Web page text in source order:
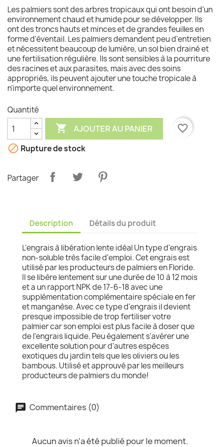
Les palmiers sont des arbres tropicaux qui ont besoin d'un
environnement chaud et humide pour se développer. Ils
ont des troncs hauts et minces et de grandes feuilles en
forme d'éventail. Les palmiers demandent peu d'entretien
et nécessitent beaucoup de lumière, un sol bien drainé et
une fertilisation régulière. Ils sont sensibles à la pourriture
des racines et aux parasites, mais avec des soins
appropriés, ils peuvent ajouter une touche tropicale à
n'importe quel environnement.
Quantité
 AJOUTER AU PANIER
favorite_border
 Rupture de stock
Partager
Description Détails du produit
L'engrais à libération lente idéal Un type d'engrais
non-soluble très facile d'emploi. Cet engrais est
utilisé par les producteurs de palmiers en Floride.
Il se libère lentement sur une durée de 10 à 12 mois
et a un rapport NPK de 17-6-18 avec une
supplémentation complémentaire spéciale en fer
et manganèse. Avec ce type d'engrais il devient
presque impossible de trop fertiliser votre
palmier car son emploi est plus facile à doser que
de l'engrais liquide. Peu également s'avérer une
excellente solution pour d'autres espèces
exotiques du jardin tels que les oliviers ou les
bambous. Utilisé et approuvé par les meilleurs
producteurs de palmiers du monde!
Commentaires (0)
Aucun avis n'a été publié pour le moment.